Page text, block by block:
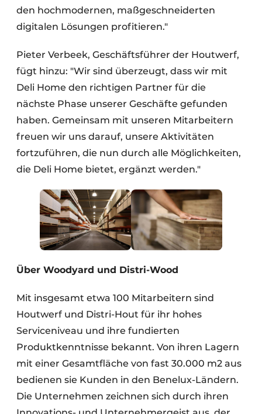
den hochmodernen, maßgeschneiderten
digitalen Lösungen profitieren."
Pieter Verbeek, Geschäftsführer der Houtwerf,
fügt hinzu: "Wir sind überzeugt, dass wir mit
Deli Home den richtigen Partner für die
nächste Phase unserer Geschäfte gefunden
haben. Gemeinsam mit unseren Mitarbeitern
freuen wir uns darauf, unsere Aktivitäten
fortzuführen, die nun durch alle Möglichkeiten,
die Deli Home bietet, ergänzt werden."
Über Woodyard und Distri-Wood
Mit insgesamt etwa 100 Mitarbeitern sind
Houtwerf und Distri-Hout für ihr hohes
Serviceniveau und ihre fundierten
Produktkenntnisse bekannt. Von ihren Lagern
mit einer Gesamtfläche von fast 30.000 m2 aus
bedienen sie Kunden in den Benelux-Ländern.
Die Unternehmen zeichnen sich durch ihren